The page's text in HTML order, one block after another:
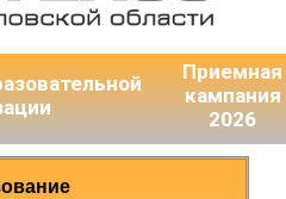
Приемная
кампания
2026